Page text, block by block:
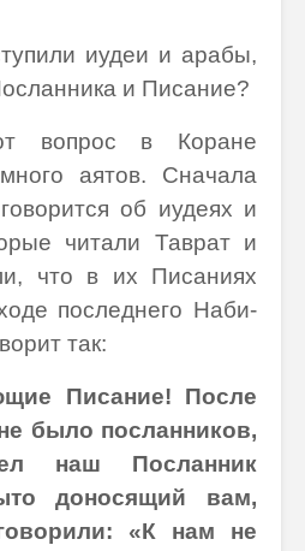
иудеи и арабы,
и Писание?
вопрос в Коране
аятов. Сначала
об иудеях и
читали Таврат и
что в их Писаниях
последнего Наби-
так:
Писание! После
было посланников,
наш Посланник
доносящий вам,
«К нам не